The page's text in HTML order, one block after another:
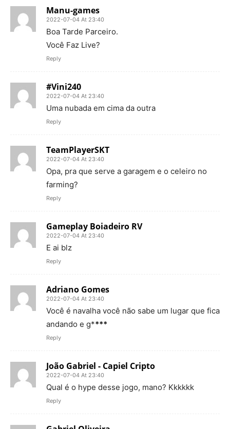
Manu-games
2022-07-04 At 23:40
Boa Tarde Parceiro.
Você Faz Live?
Reply
#Vini240
2022-07-04 At 23:40
Uma nubada em cima da outra
Reply
TeamPlayerSKT
2022-07-04 At 23:40
Opa, pra que serve a garagem e o celeiro no
farming?
Reply
Gameplay Boiadeiro RV
2022-07-04 At 23:40
E ai blz
Reply
Adriano Gomes
2022-07-04 At 23:40
Você é navalha você não sabe um lugar que fica
andando e g****
Reply
João Gabriel - Capiel Cripto
2022-07-04 At 23:40
Qual é o hype desse jogo, mano? Kkkkkk
Reply